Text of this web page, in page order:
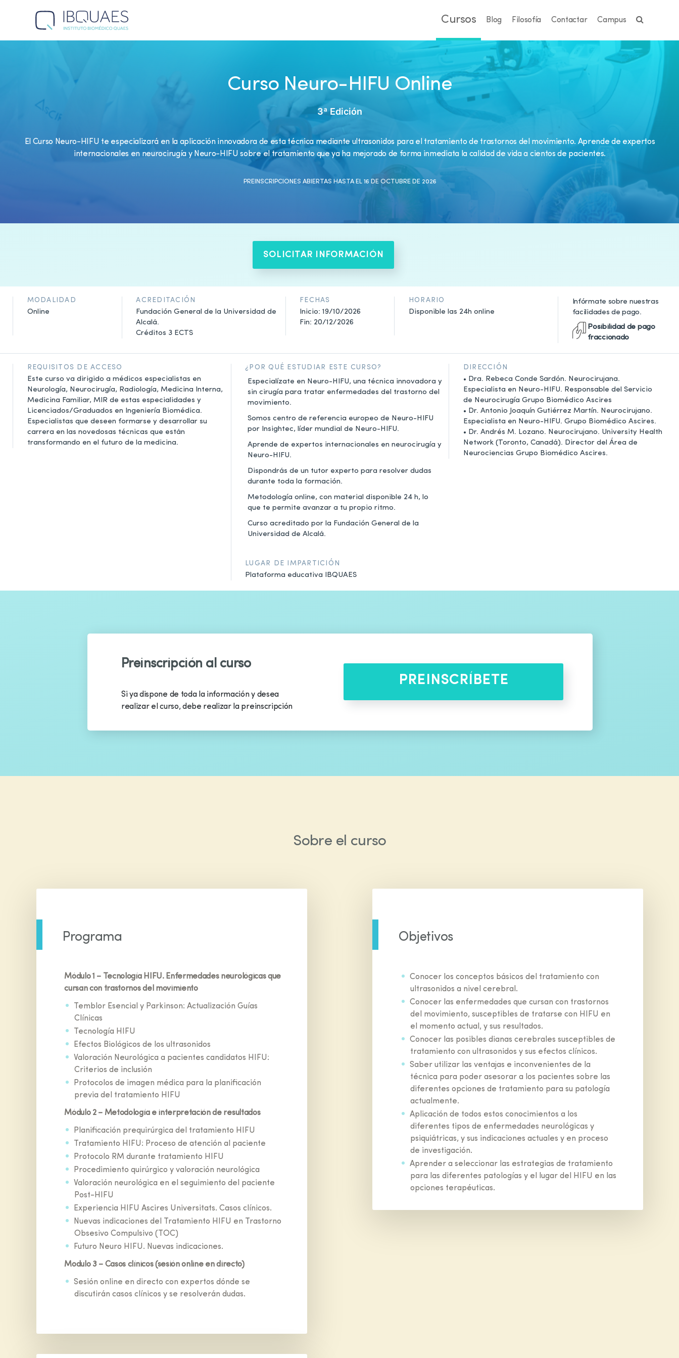
Cursos Blog Filosofía Contactar Campus
Curso Neuro-HIFU Online
3ª Edición
El Curso Neuro-HIFU te especializará en la aplicación innovadora de esta técnica mediante ultrasonidos para el tratamiento de trastornos del movimiento. Aprende de expertos
internacionales en neurocirugía y Neuro-HIFU sobre el tratamiento que ya ha mejorado de forma inmediata la calidad de vida a cientos de pacientes.
PREINSCRIPCIONES ABIERTAS HASTA EL 16 DE OCTUBRE DE 2026
SOLICITAR INFORMACIÓN
MODALIDAD
Online
ACREDITACIÓN
Fundación General de la Universidad de
Alcalá.
Créditos 3 ECTS
FECHAS
Inicio: 19/10/2026
Fin: 20/12/2026
HORARIO
Disponible las 24h online
Infórmate sobre nuestras
facilidades de pago.
Posibilidad de pago
fraccionado
REQUISITOS DE ACCESO
Este curso va dirigido a médicos especialistas en
Neurología, Neurocirugía, Radiología, Medicina Interna,
Medicina Familiar, MIR de estas especialidades y
Licenciados/Graduados en Ingeniería Biomédica.
Especialistas que deseen formarse y desarrollar su
carrera en las novedosas técnicas que están
transformando en el futuro de la medicina.
¿POR QUÉ ESTUDIAR ESTE CURSO?
Especialízate en Neuro-HIFU, una técnica innovadora y
sin cirugía para tratar enfermedades del trastorno del
movimiento.
Somos centro de referencia europeo de Neuro-HIFU
por Insightec, líder mundial de Neuro-HIFU.
Aprende de expertos internacionales en neurocirugía y
Neuro-HIFU.
Dispondrás de un tutor experto para resolver dudas
durante toda la formación.
Metodología online, con material disponible 24 h, lo
que te permite avanzar a tu propio ritmo.
Curso acreditado por la Fundación General de la
Universidad de Alcalá.
LUGAR DE IMPARTICIÓN
Plataforma educativa IBQUAES
DIRECCIÓN
• Dra. Rebeca Conde Sardón. Neurocirujana.
Especialista en Neuro-HIFU. Responsable del Servicio
de Neurocirugía Grupo Biomédico Ascires
• Dr. Antonio Joaquín Gutiérrez Martín. Neurocirujano.
Especialista en Neuro-HIFU. Grupo Biomédico Ascires.
• Dr. Andrés M. Lozano. Neurocirujano. University Health
Network (Toronto, Canadá). Director del Área de
Neurociencias Grupo Biomédico Ascires.
Preinscripción al curso
Si ya dispone de toda la información y desea
realizar el curso, debe realizar la preinscripción
PREINSCRÍBETE
Sobre el curso
Programa
Módulo 1 – Tecnología HIFU. Enfermedades neurológicas que
cursan con trastornos del movimiento
Temblor Esencial y Parkinson: Actualización Guías
Clínicas
Tecnología HIFU
Efectos Biológicos de los ultrasonidos
Valoración Neurológica a pacientes candidatos HIFU:
Criterios de inclusión
Protocolos de imagen médica para la planificación
previa del tratamiento HIFU
Módulo 2 – Metodología e interpretación de resultados
Planificación prequirúrgica del tratamiento HIFU
Tratamiento HIFU: Proceso de atención al paciente
Protocolo RM durante tratamiento HIFU
Procedimiento quirúrgico y valoración neurológica
Valoración neurológica en el seguimiento del paciente
Post-HIFU
Experiencia HIFU Ascires Universitats. Casos clínicos.
Nuevas indicaciones del Tratamiento HIFU en Trastorno
Obsesivo Compulsivo (TOC)
Futuro Neuro HIFU. Nuevas indicaciones.
Modulo 3 – Casos clínicos (sesión online en directo)
Sesión online en directo con expertos dónde se
discutirán casos clínicos y se resolverán dudas.
Objetivos
Conocer los conceptos básicos del tratamiento con
ultrasonidos a nivel cerebral.
Conocer las enfermedades que cursan con trastornos
del movimiento, susceptibles de tratarse con HIFU en
el momento actual, y sus resultados.
Conocer las posibles dianas cerebrales susceptibles de
tratamiento con ultrasonidos y sus efectos clínicos.
Saber utilizar las ventajas e inconvenientes de la
técnica para poder asesorar a los pacientes sobre las
diferentes opciones de tratamiento para su patología
actualmente.
Aplicación de todos estos conocimientos a los
diferentes tipos de enfermedades neurológicas y
psiquiátricas, y sus indicaciones actuales y en proceso
de investigación.
Aprender a seleccionar las estrategias de tratamiento
para las diferentes patologías y el lugar del HIFU en las
opciones terapéuticas.